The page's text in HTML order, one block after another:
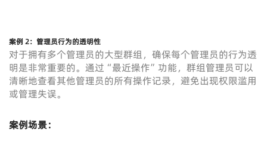
案例 2：管理员行为的透明性
对于拥有多个管理员的大型群组，确保每个管理员的行为透
明是非常重要的。通过“最近操作”功能，群组管理员可以
清晰地查看其他管理员的所有操作记录，避免出现权限滥用
或管理失误。
案例场景：